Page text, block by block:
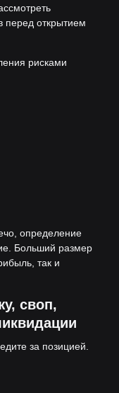
перед открытием
рисками
определение
Больший размер
так и
своп,
за позицией.